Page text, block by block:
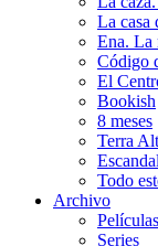
La casa
Ena. La
Código
El
Bookish
8 meses
Terra
Todo
Archivo
Películas
Series